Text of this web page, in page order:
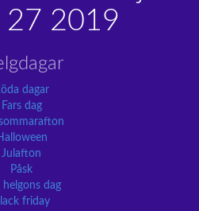
27 2019
dagar
Fars dag
Julafton
Påsk
helgons dag
friday